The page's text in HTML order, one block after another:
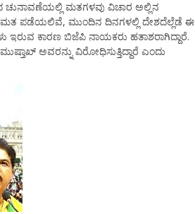
ಮತಗಳವು ವಿಚಾರ ಅಲ್ಲಿನ
ಪಡೆಯಲಿವೆ, ಮುಂದಿನ ದಿನಗಳಲ್ಲಿ ದೇಶದೆಲ್ಲೆಡೆ ಈ
ಕಾರಣ ಬಿಜೆಪಿ ನಾಯಕರು ಹತಾಶರಾಗಿದ್ದಾರೆ.
ಅವರನ್ನು ವಿರೋಧಿಸುತ್ತಿದ್ದಾರೆ ಎಂದು